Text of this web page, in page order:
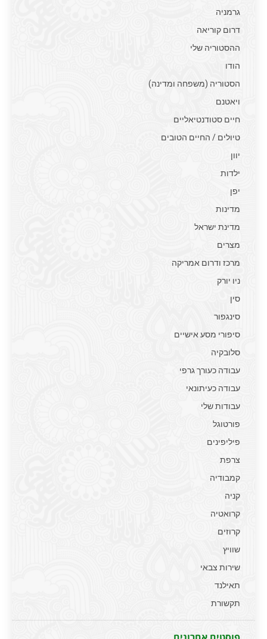
גרמניה
דרום קוריאה
ההסטוריה שלי
הודו
הסטוריה (משפחה ומדינה)
ויאטנם
חיים סטודנטיאליים
טיולים / החיים הטובים
יוון
ילדות
יפן
מדינות
מדינת ישראל
מצרים
מרכז ודרום אמריקה
ניו יורק
סין
סינגפור
סיפורי מסע אישיים
סלובקיה
עבודה כעורך גרפי
עבודה כעיתונאי
עבודות שלי
פורטוגל
פיליפינים
צרפת
קמבודיה
קניה
קרואטיה
קרוזים
שוויץ
שירות צבאי
תאילנד
תקשורת